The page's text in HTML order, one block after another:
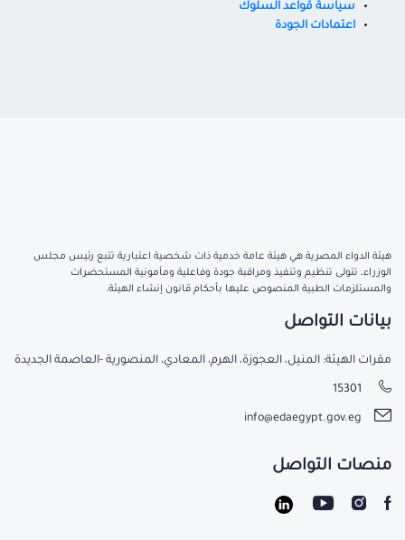
سياسة قواعد السلوك
اعتمادات الجودة
هيئة الدواء المصرية هي هيئة عامة خدمية ذات شخصية اعتبارية تتبع رئيس مجلس
الوزراء، تتولى تنظيم وتنفيذ ومراقبة جودة وفاعلية ومأمونية المستحضرات
والمستلزمات الطبية المنصوص عليها بأحكام قانون إنشاء الهيئة.
بيانات التواصل
مقرات الهيئة: المنيل، العجوزة، الهرم، المعادي، المنصورية -العاصمة الجديدة
15301
info@edaegypt.gov.eg
منصات التواصل